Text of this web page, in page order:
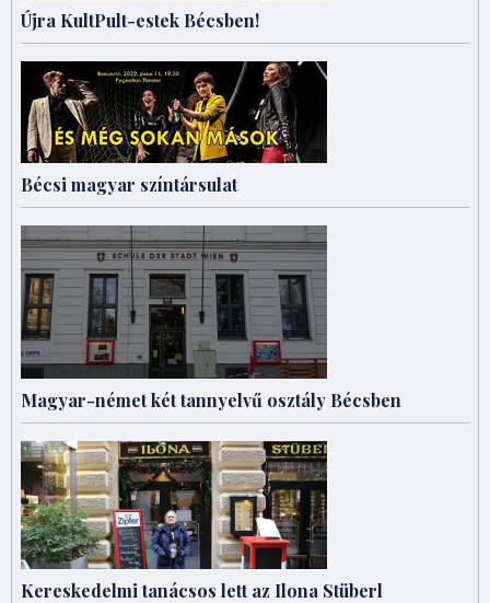
Újra KultPult-estek Bécsben!
Bécsi magyar színtársulat
Magyar-német két tannyelvű osztály Bécsben
Kereskedelmi tanácsos lett az Ilona Stüberl